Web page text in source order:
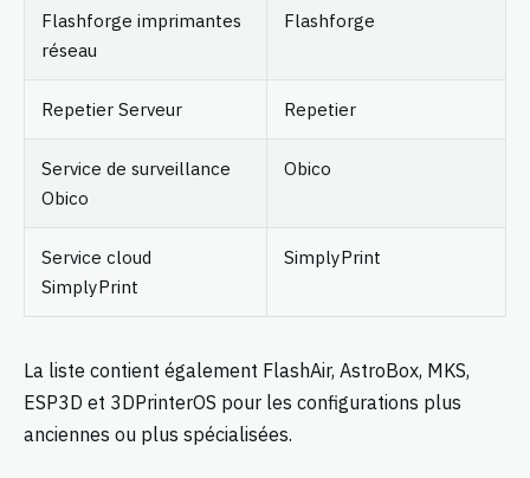
Flashforge imprimantes
réseau
Flashforge
Repetier Serveur Repetier
Service de surveillance
Obico
Obico
Service cloud
SimplyPrint
SimplyPrint
La liste contient également FlashAir, AstroBox, MKS,
ESP3D et 3DPrinterOS pour les configurations plus
anciennes ou plus spécialisées.